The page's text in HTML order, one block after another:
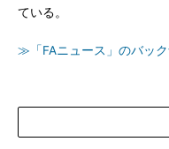
ている。
≫「FAニュース」のバッ